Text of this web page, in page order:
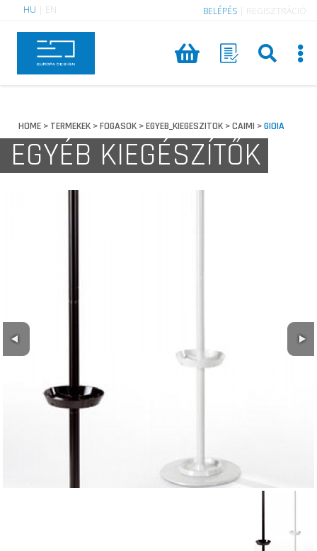
HU EN BELÉPÉS REGISZTRÁCIÓ
HOME > TERMEKEK >FOGASOK >EGYEB_KIEGESZITOK >CAIMI >GIOIA
EGYÉB KIEGÉSZÍTŐK